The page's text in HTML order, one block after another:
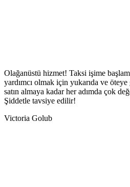
Olağanüstü hizmet! Taksi işime
yardımcı olmak için yukarıda ve
satın almaya kadar her adımda çok
Şiddetle tavsiye edilir!
Victoria Golub